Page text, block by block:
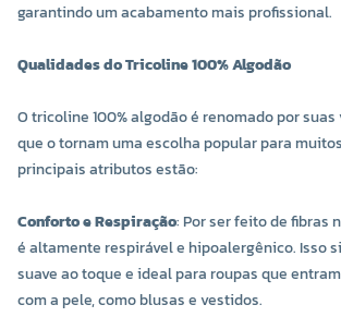
garantindo um acabamento mais profissional.
Qualidades do Tricoline 100% Algodão
O tricoline 100% algodão é renomado por
que o tornam uma escolha popular para
principais atributos estão:
Conforto e Respiração: Por ser feito de fibras
é altamente respirável e hipoalergênico. Isso
suave ao toque e ideal para roupas que
com a pele, como blusas e vestidos.